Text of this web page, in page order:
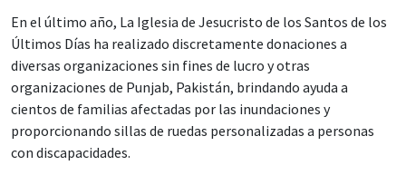
En el último año, La Iglesia de Jesucristo de los Santos de los
Últimos Días ha realizado discretamente donaciones a
diversas organizaciones sin fines de lucro y otras
organizaciones de Punjab, Pakistán, brindando ayuda a
cientos de familias afectadas por las inundaciones y
proporcionando sillas de ruedas personalizadas a personas
con discapacidades.